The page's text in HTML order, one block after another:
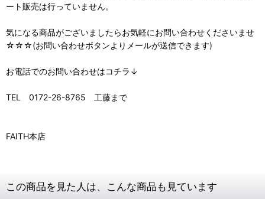
ート販売は行っていません。
気になる商品がございましたらお気軽にお問い合わせくださいませ
☆☆☆(お問い合わせボタンよりメールが送信できます)
お電話でのお問い合わせはコチラ↓
TEL 0172-26-8765 工藤まで
FAITH本店
この商品を見た人は、こんな商品も見ています